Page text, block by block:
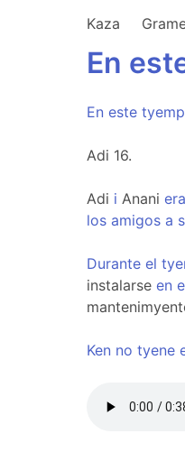
Kaza
En
En este
Adi 16.
Adi i Anani
los amigos a
Durante el
instalarse en
Ken no tyene